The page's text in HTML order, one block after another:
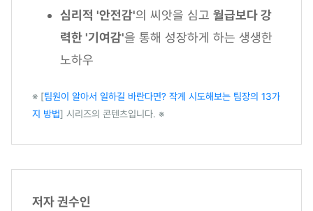
심리적 '안전감'의 씨앗을 심고 월급보다 강
력한 '기여감'을 통해 성장하게 하는 생생한
노하우
※ [팀원이 알아서 일하길 바란다면? 작게 시도해보는 팀장의 13가
지 방법] 시리즈의 콘텐츠입니다. ※
저자 권수인